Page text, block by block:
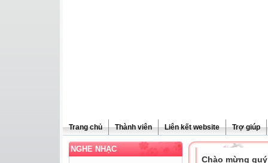
Trang chủ Thành viên Liên kết website Trợ giúp
NGHE NHẠC
Chào mừng